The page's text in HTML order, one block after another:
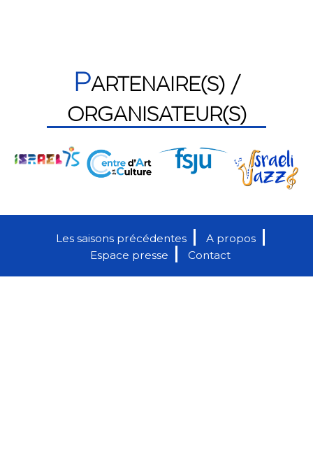
PARTENAIRE(S) /
ORGANISATEUR(S)
Les saisons précédentes
A propos
Espace presse
Contact